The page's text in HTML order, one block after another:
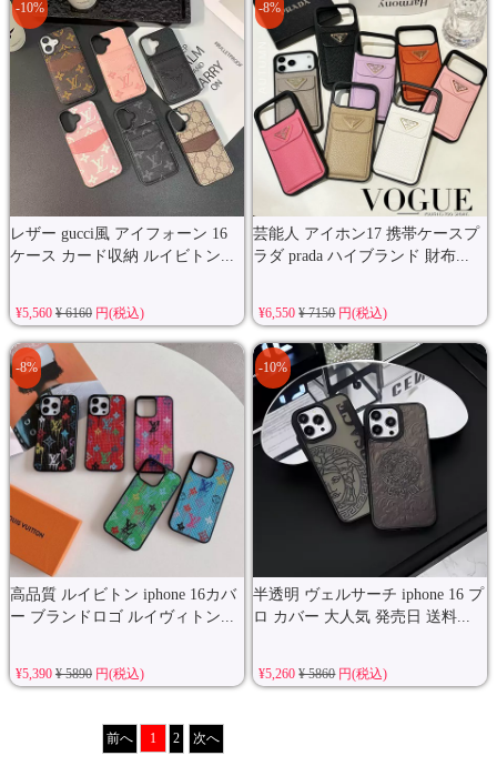
レザー gucci風 アイフォーン 16
ケース カード収納 ルイビトン...
-10%
¥5,560 ¥ 6160円(税込)
芸能人 アイホン17 携帯ケースプ
ラダ prada ハイブランド 財布...
-8%
¥6,550¥ 7150円(税込)
高品質 ルイビトン iphone 16カバ
ー ブランドロゴ ルイヴィトン...
-8%
¥5,390 ¥ 5890円(税込)
半透明 ヴェルサーチ iphone 16 プ
ロ カバー 大人気 発売日 送料...
-10%
¥5,260¥ 5860円(税込)
前へ 1 2 次へ